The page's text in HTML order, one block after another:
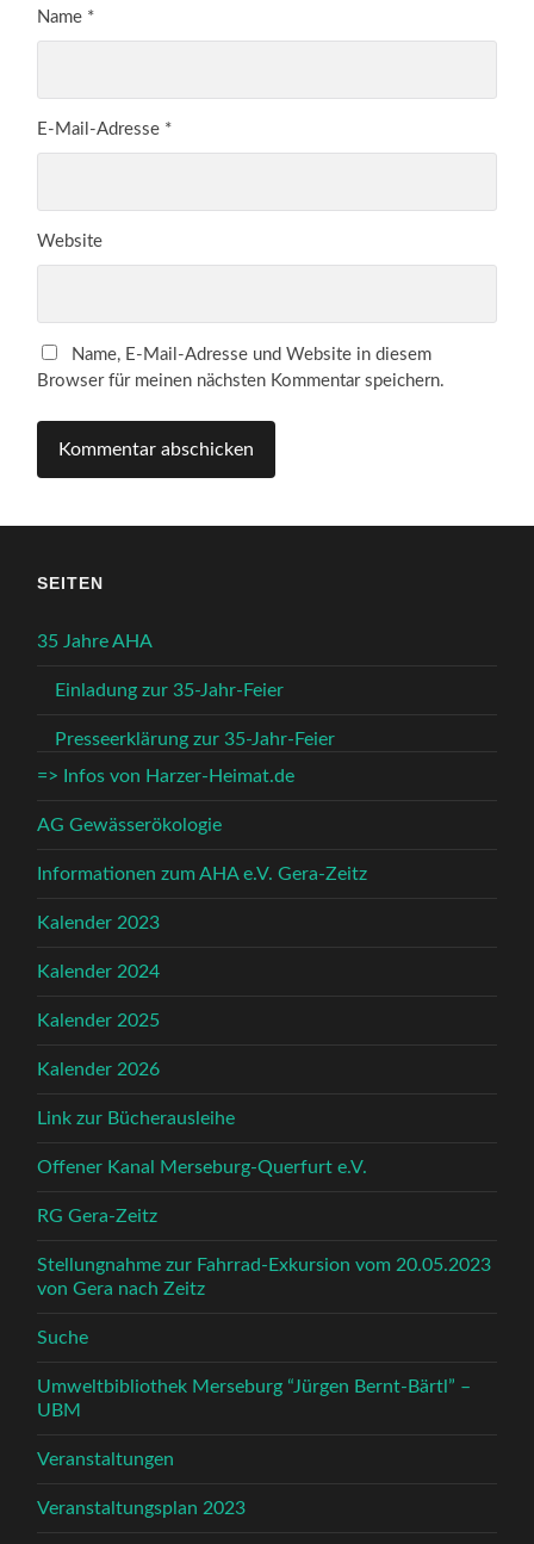
Name *
E-Mail-Adresse *
Website
Name, E-Mail-Adresse und Website in diesem
Browser für meinen nächsten Kommentar speichern.
SEITEN
35 Jahre AHA
Einladung zur 35-Jahr-Feier
Presseerklärung zur 35-Jahr-Feier
=> Infos von Harzer-Heimat.de
AG Gewässerökologie
Informationen zum AHA e.V. Gera-Zeitz
Kalender 2023
Kalender 2024
Kalender 2025
Kalender 2026
Link zur Bücherausleihe
Offener Kanal Merseburg-Querfurt e.V.
RG Gera-Zeitz
Stellungnahme zur Fahrrad-Exkursion vom 20.05.2023
von Gera nach Zeitz
Suche
Umweltbibliothek Merseburg “Jürgen Bernt-Bärtl” –
UBM
Veranstaltungen
Veranstaltungsplan 2023